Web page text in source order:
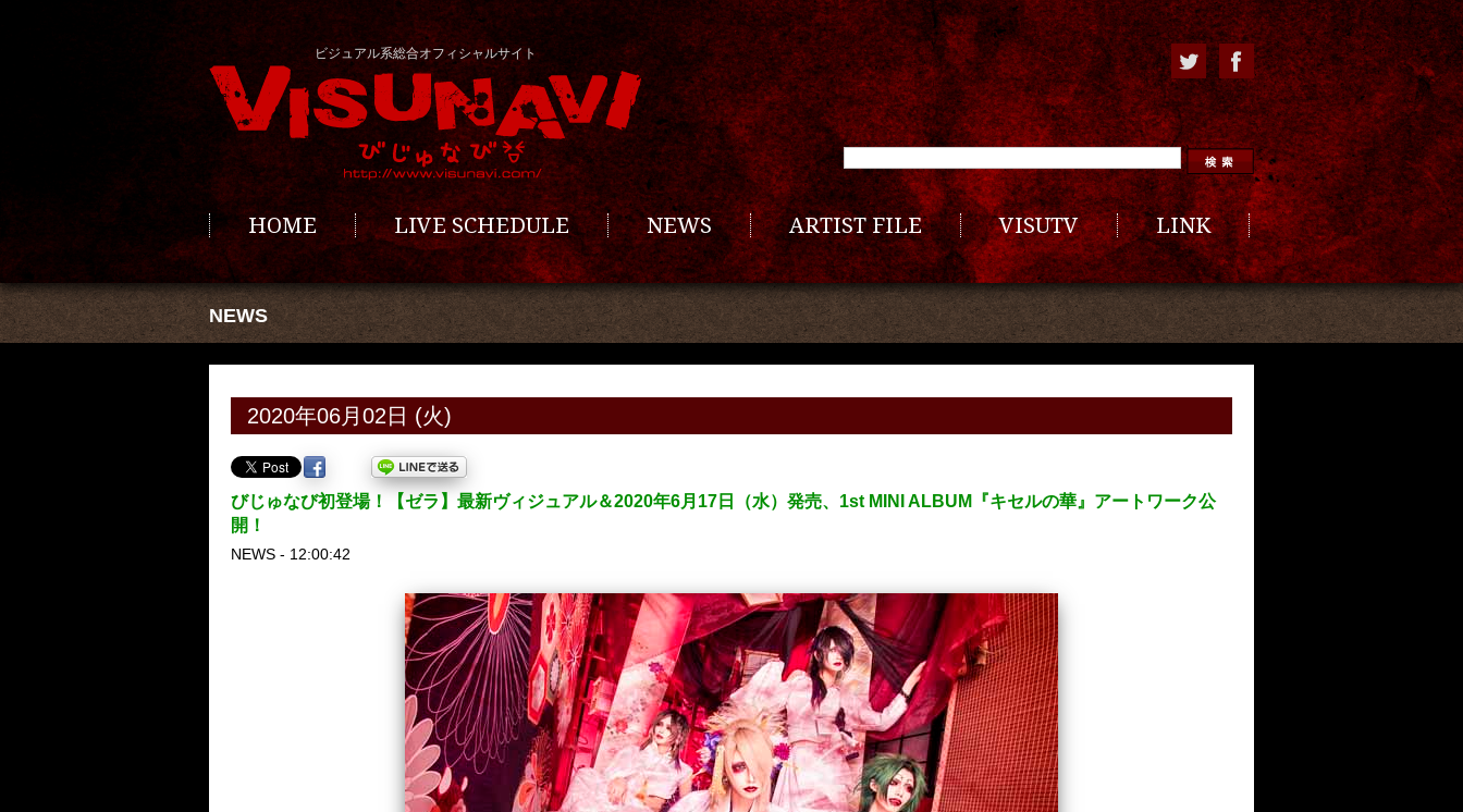
ビジュアル系総合オフィシャルサイト
HOME LIVE SCHEDULE NEWS ARTIST FILE VISUTV LINK
NEWS
2020年06月02日 (火)
びじゅなび初登場！【ゼラ】最新ヴィジュアル＆2020年6月17日（水）発売、1st MINI ALBUM『キセルの華』アートワーク公
開！
NEWS - 12:00:42